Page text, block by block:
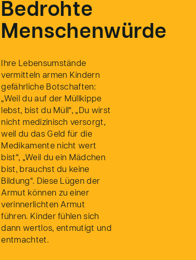
Bedrohte
Menschenwürde
Ihre Lebensumstände
vermitteln armen Kindern
gefährliche Botschaften:
„Weil du auf der Müllkippe
lebst, bist du Müll“, „Du wirst
nicht medizinisch versorgt,
weil du das Geld für die
Medikamente nicht wert
bist“, „Weil du ein Mädchen
bist, brauchst du keine
Bildung“. Diese Lügen der
Armut können zu einer
verinnerlichten Armut
führen. Kinder fühlen sich
dann wertlos, entmutigt und
entmachtet.